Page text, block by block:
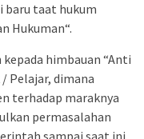
baru taat hukum
Hukuman“.
himbauan “Anti
Pelajar, dimana
terhadap maraknya
permasalahan